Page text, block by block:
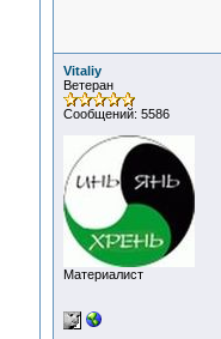
Vitaliy
Ветеран
Сообщений: 5586
Материалист